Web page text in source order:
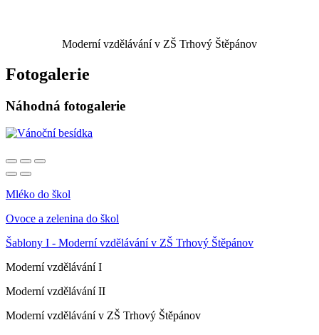
Moderní vzdělávání v ZŠ Trhový Štěpánov
Fotogalerie
Náhodná fotogalerie
Mléko do škol
Ovoce a zelenina do škol
Šablony I - Moderní vzdělávání v ZŠ Trhový Štěpánov
Moderní vzdělávání I
Moderní vzdělávání II
Moderní vzdělávání v ZŠ Trhový Štěpánov